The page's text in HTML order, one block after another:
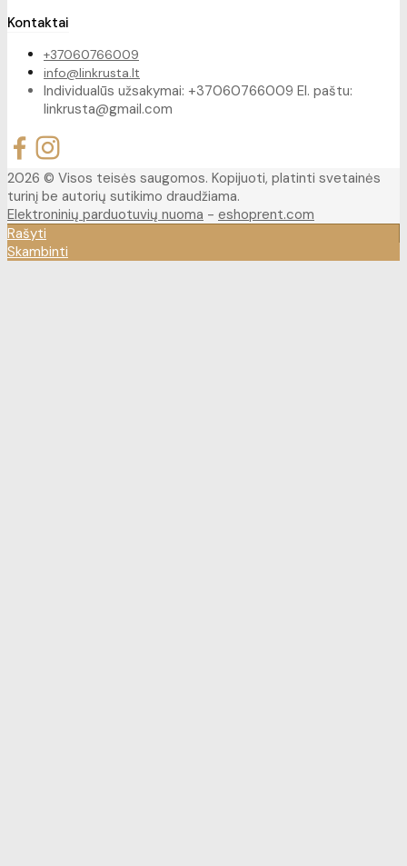
Kontaktai
+37060766009
info@linkrusta.lt
Individualūs užsakymai: +37060766009 El. paštu:
linkrusta@gmail.com
2026 © Visos teisės saugomos. Kopijuoti, platinti svetainės
turinį be autorių sutikimo draudžiama.
Elektroninių parduotuvių nuoma - eshoprent.com
Rašyti
Skambinti